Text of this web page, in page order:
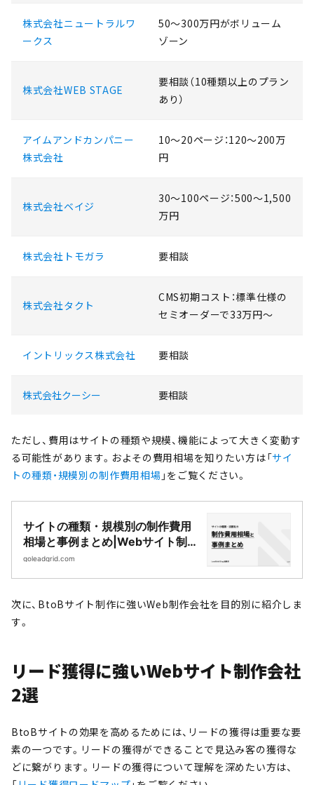
株式会社ニュートラルワ
ークス
50〜300万円がボリューム
ゾーン
株式会社WEB STAGE
要相談（10種類以上のプラン
あり）
アイムアンドカンパニー
株式会社
10〜20ページ：120〜200万
円
株式会社ベイジ
30〜100ページ：500〜1,500
万円
株式会社トモガラ 要相談
株式会社タクト
CMS初期コスト：標準仕様の
セミオーダーで33万円〜
イントリックス株式会社 要相談
株式会社クーシー 要相談
ただし、費用はサイトの種類や規模、機能によって大きく変動す
る可能性があります。およその費用相場を知りたい方は「サイ
トの種類・規模別の制作費用相場 」をご覧ください。
サイトの種類・規模別の制作費用
相場と事例まとめ|Webサイト制
作・CMS開発｜LeadGrid
goleadgrid.com
次に、BtoBサイト制作に強いWeb制作会社を目的別に紹介しま
す。
リード獲得に強いWebサイト制作会社
2選
BtoBサイトの効果を高めるためには、リードの獲得は重要な要
素の一つです。リードの獲得ができることで見込み客の獲得な
どに繋がります。リードの獲得について理解を深めたい方は、